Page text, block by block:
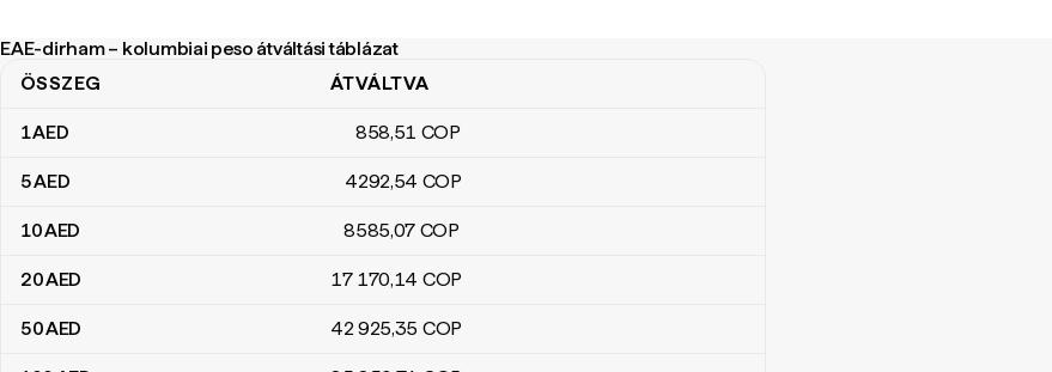
EAE-dirham – kolumbiai peso átváltási táblázat
EAE-dirham – kolumbiai peso átváltási táblázat
ÖSSZEG ÁTVÁLTVA
1AED 858,51 COP
5AED 4292,54 COP
10AED 8585,07 COP
20AED 17 170,14 COP
50AED 42 925,35 COP